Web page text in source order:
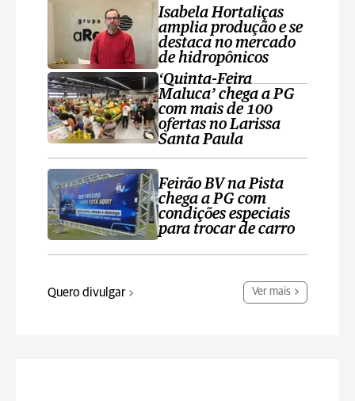
Isabela Hortaliças
amplia produção e se
destaca no mercado
de hidropônicos
‘Quinta-Feira
Maluca’ chega a PG
com mais de 100
ofertas no Larissa
Santa Paula
Feirão BV na Pista
chega a PG com
condições especiais
para trocar de carro
Quero divulgar Ver mais